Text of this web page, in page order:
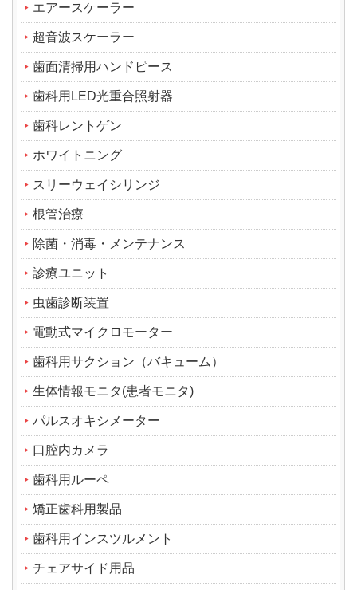
エアースケーラー
超音波スケーラー
歯面清掃用ハンドピース
歯科用LED光重合照射器
歯科レントゲン
ホワイトニング
スリーウェイシリンジ
根管治療
除菌・消毒・メンテナンス
診療ユニット
虫歯診断装置
電動式マイクロモーター
歯科用サクション（バキューム）
生体情報モニタ(患者モニタ)
パルスオキシメーター
口腔内カメラ
歯科用ルーペ
矯正歯科用製品
歯科用インスツルメント
チェアサイド用品